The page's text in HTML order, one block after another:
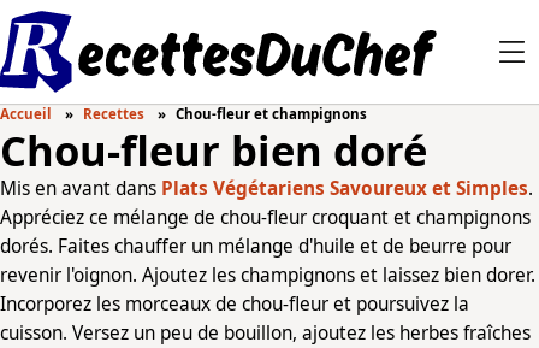
Accueil Recettes Chou-fleur et champignons
Chou-fleur bien doré
Mis en avant dans Plats Végétariens Savoureux et Simples.
Appréciez ce mélange de chou-fleur croquant et champignons
dorés. Faites chauffer un mélange d'huile et de beurre pour
revenir l'oignon. Ajoutez les champignons et laissez bien dorer.
Incorporez les morceaux de chou-fleur et poursuivez la
cuisson. Versez un peu de bouillon, ajoutez les herbes fraîches